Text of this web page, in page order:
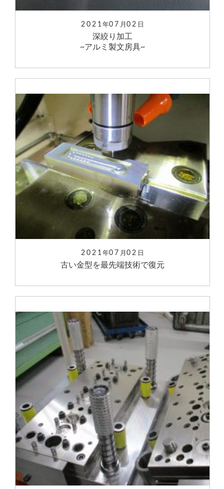
2021年07 月02 日
深絞り加工
~アルミ製文房具~
2021年07 月02 日
古い金型を最先端技術で復元